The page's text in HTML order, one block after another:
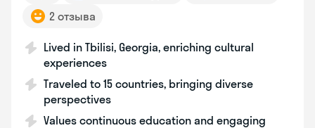
2 отзыва
Lived in Tbilisi, Georgia, enriching cultural
experiences
Traveled to 15 countries, bringing diverse
perspectives
Values continuous education and engaging